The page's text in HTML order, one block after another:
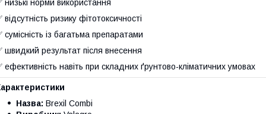
низькі норми використання
відсутність ризику фітотоксичності
сумісність із багатьма препаратами
швидкий результат після внесення
ефективність навіть при складних ґрунтово-кліматичних умовах
Назва: Brexil Combi